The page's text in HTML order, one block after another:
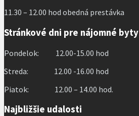
11.30 – 12.00 hod obedná prestávka
Stránkové dni pre nájomné byty
Pondelok: 12.00-15.00 hod
Streda: 12.00 -16.00 hod
Piatok: 12.00 – 14.00 hod.
Najbližšie udalosti